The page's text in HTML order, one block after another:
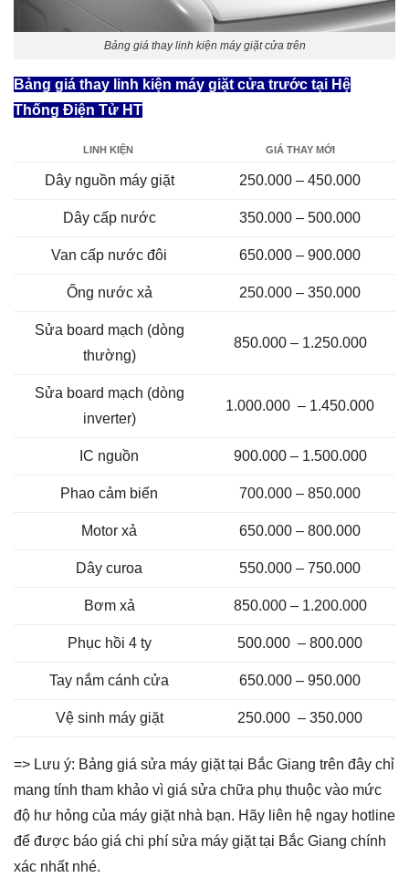
Bảng giá thay linh kiện máy giặt cửa trên
Bảng giá thay linh kiện máy giặt cửa trước tại Hệ
Thống Điện Tử HT
LINH KIỆN GIÁ THAY MỚI
Dây nguồn máy giặt 250.000 – 450.000
Dây cấp nước 350.000 – 500.000
Van cấp nước đôi 650.000 – 900.000
Ống nước xả 250.000 – 350.000
Sửa board mạch (dòng
thường)
850.000 – 1.250.000
Sửa board mạch (dòng
inverter)
1.000.000 – 1.450.000
IC nguồn 900.000 – 1.500.000
Phao cảm biến 700.000 – 850.000
Motor xả 650.000 – 800.000
Dây curoa 550.000 – 750.000
Bơm xả 850.000 – 1.200.000
Phục hồi 4 ty 500.000 – 800.000
Tay nắm cánh cửa 650.000 – 950.000
Vệ sinh máy giặt 250.000 – 350.000
=> Lưu ý: Bảng giá sửa máy giặt tại Bắc Giang trên đây chỉ
mang tính tham khảo vì giá sửa chữa phụ thuộc vào mức
độ hư hỏng của máy giặt nhà bạn. Hãy liên hệ ngay hotline
để được báo giá chi phí sửa máy giặt tại Bắc Giang chính
xác nhất nhé.